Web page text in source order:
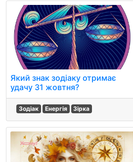
Який знак зодіаку отримає
удачу 31 жовтня?
Зодіак Енергія Зірка